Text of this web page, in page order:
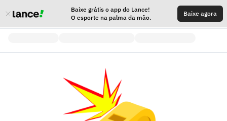
Baixe grátis o app do Lance!
O esporte na palma da mão.
Baixe agora